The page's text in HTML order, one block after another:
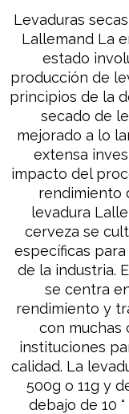
Levaduras
Lallemand La
estado
producción de
principios de la
secado de
mejorado a lo
extensa
impacto del
rendimiento
levadura
cerveza se
específicas
de la industria.
se centra
rendimiento y
con muchas
instituciones
calidad. La
500g o 11g y
debajo de 10